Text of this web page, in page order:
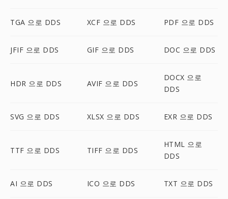
TGA 으로 DDS XCF 으로 DDS PDF 으로 DDS
JFIF 으로 DDS GIF 으로 DDS DOC 으로 DDS
HDR 으로 DDS AVIF 으로 DDS
DOCX 으로
DDS
SVG 으로 DDS XLSX 으로 DDS EXR 으로 DDS
TTF 으로 DDS TIFF 으로 DDS
HTML 으로
DDS
AI 으로 DDS ICO 으로 DDS TXT 으로 DDS